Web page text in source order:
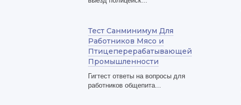
Тест Санминимум Для
Работников Мясо и
Птицеперерабатывающей
Промышленности
Гигтест ответы на вопросы для
работников общепита...